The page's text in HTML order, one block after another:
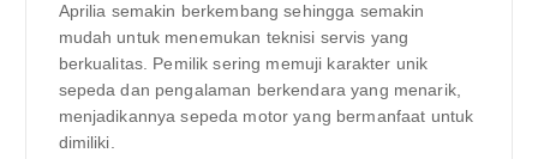
Aprilia semakin berkembang sehingga semakin
mudah untuk menemukan teknisi servis yang
berkualitas. Pemilik sering memuji karakter unik
sepeda dan pengalaman berkendara yang menarik,
menjadikannya sepeda motor yang bermanfaat untuk
dimiliki.